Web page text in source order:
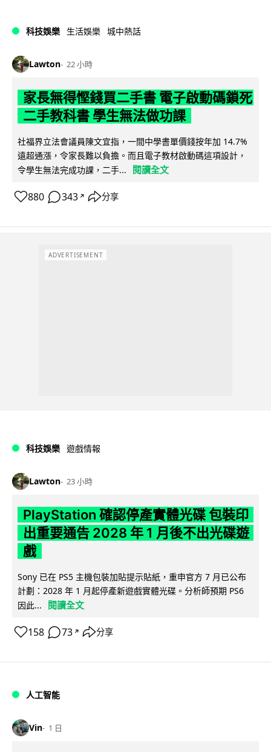
科技娛樂 生活娛樂 城中熱話
Lawton 22 小時
家長無得慳錢買二手書 電子啟動碼鎖死
二手教科書 學生無法做功課
社福界立法會議員陳文宜指，一間中學書單價錢按年加 14.7%
遠超通漲，令家長難以負擔。而且電子教材啟動碼這項設計，
令學生無法完成功課，二手...
閱讀全文
880 343 ↗ 分享
ADVERTISEMENT
科技娛樂 遊戲情報
Lawton 23 小時
PlayStation 確認停產實體光碟 包裝印
出重要通告 2028 年 1 月後不出光碟遊
戲
Sony 已在 PS5 主機包裝加貼提示貼紙，重申官方 7 月已公布
計劃：2028 年 1 月起停產新遊戲實體光碟。分析師預期 PS6
因此...
閱讀全文
158 73 ↗ 分享
人工智能
Vin 1 日